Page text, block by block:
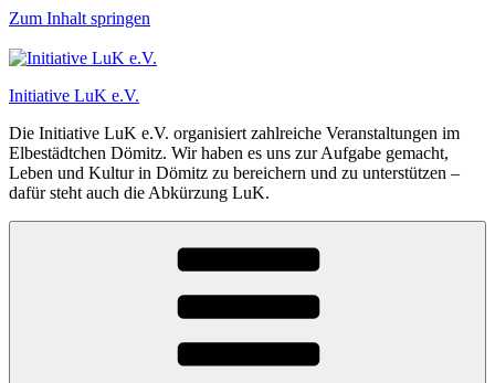
Zum Inhalt springen
Initiative LuK e.V.
Die Initiative LuK e.V. organisiert zahlreiche Veranstaltungen im
Elbestädtchen Dömitz. Wir haben es uns zur Aufgabe gemacht,
Leben und Kultur in Dömitz zu bereichern und zu unterstützen –
dafür steht auch die Abkürzung LuK.